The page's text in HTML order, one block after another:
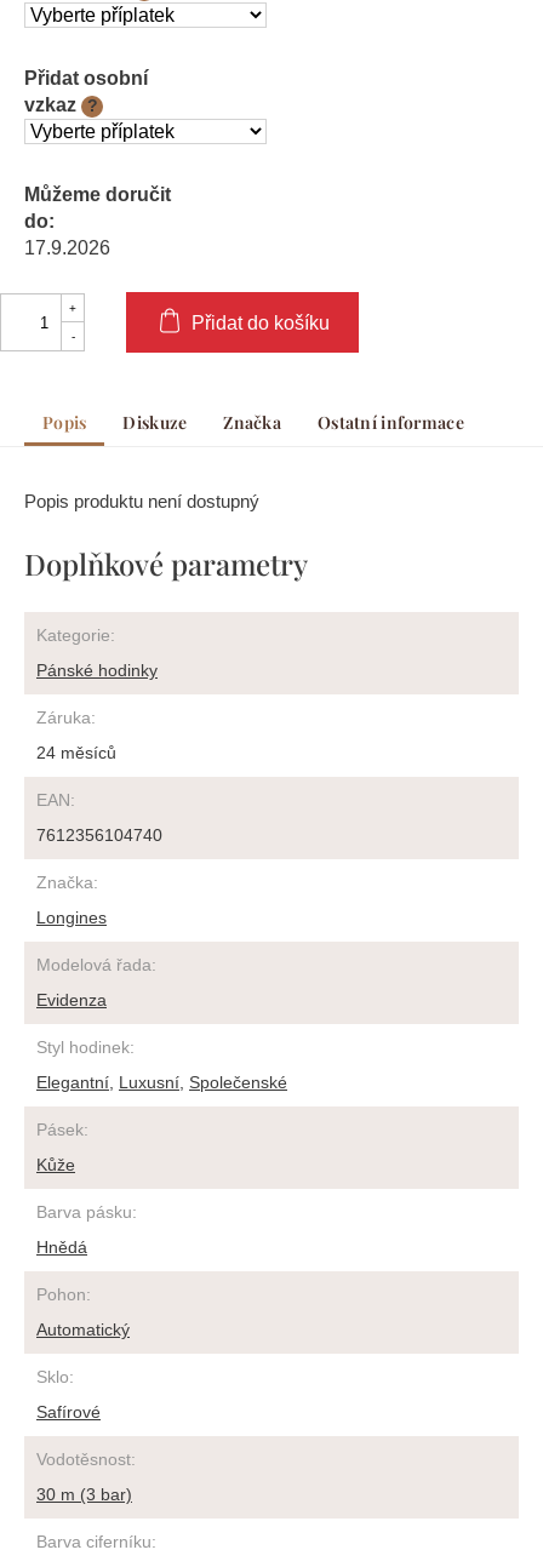
Přidat osobní
vzkaz
?
Můžeme doručit
do:
17.9.2026
Přidat do košíku
Popis Diskuze Značka Ostatní informace
Popis produktu není dostupný
Doplňkové parametry
Kategorie:
Pánské hodinky
Záruka:
24 měsíců
EAN:
7612356104740
Značka:
Longines
Modelová řada:
Evidenza
Styl hodinek:
Elegantní Luxusní Společenské
Pásek:
Kůže
Barva pásku:
Hnědá
Pohon:
Automatický
Sklo:
Safírové
Vodotěsnost:
30 m (3 bar)
Barva ciferníku: